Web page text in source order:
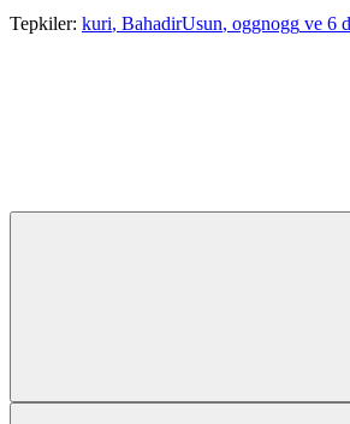
Tepkiler: kuri, BahadirUsun, oggnogg ve 6